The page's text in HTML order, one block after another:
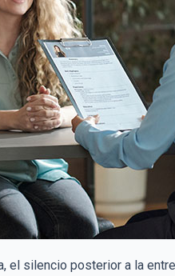
el silencio posterior a la